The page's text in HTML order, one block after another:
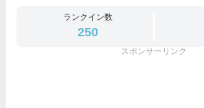
ランクイン数
250
スポンサーリンク